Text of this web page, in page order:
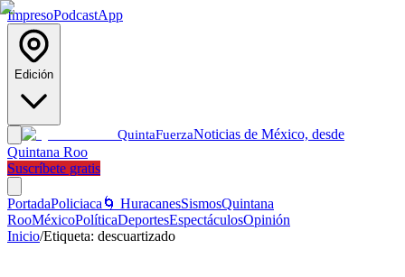
ImpresoPodcastApp
Edición
QuintaFuerzaNoticias de México, desde
Quintana Roo
Suscríbete gratis
PortadaPoliciaca 🌀 HuracanesSismosQuintana
RooMéxicoPolíticaDeportesEspectáculosOpinión
Inicio/Etiqueta: descuartizado